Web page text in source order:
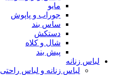
مایو
جوراب و پاپوش
ساس بند
دستکش
شال و کلاه
پیش بند
لباس زنانه
لباس زنانه و لباس راحتی